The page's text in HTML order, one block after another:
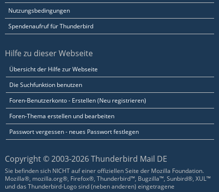
Nutzungsbedingungen
Spendenaufruf für Thunderbird
Hilfe zu dieser Webseite
Übersicht der Hilfe zur Webseite
Die Suchfunktion benutzen
Foren-Benutzerkonto - Erstellen (Neu registrieren)
Foren-Thema erstellen und bearbeiten
Passwort vergessen - neues Passwort festlegen
Copyright © 2003-2026 Thunderbird Mail DE
Sie befinden sich NICHT auf einer offiziellen Seite der Mozilla Foundation.
Mozilla®, mozilla.org®, Firefox®, Thunderbird™, Bugzilla™, Sunbird®, XUL™
und das Thunderbird-Logo sind (neben anderen) eingetragene